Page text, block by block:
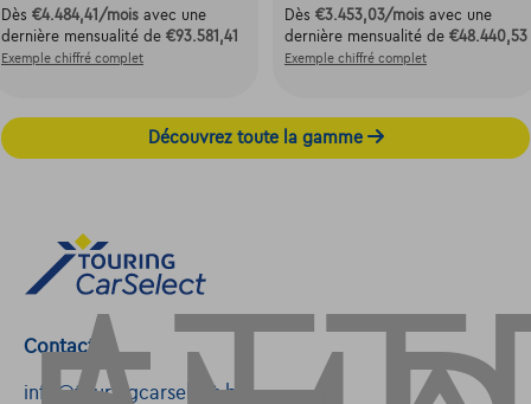
Dès €4.484,41 /mois avec une
dernière mensualité de €93.581,41
Exemple chiffré complet
Dès €3.453,03/mois avec une
dernière mensualité de €48.440,53
Exemple chiffré complet
Découvrez toute la gamme
Contact
info@touringcarselect.be